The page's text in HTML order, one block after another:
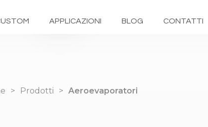
APPLICAZIONI BLOG CONTATTI
Prodotti Aeroevaporatori